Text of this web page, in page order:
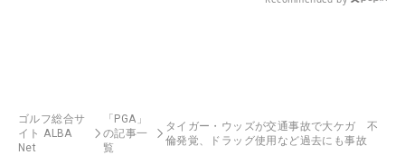
ゴルフ総合サ
イト ALBA
Net
「PGA」
の記事一
覧
タイガー・ウッズが交通事故で大ケガ 不
倫発覚、ドラッグ使用など過去にも事故